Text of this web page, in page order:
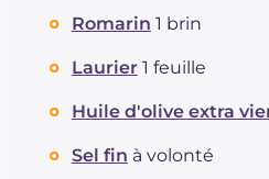
Romarin 1 brin
Laurier 1 feuille
Huile d'olive extra
Sel fin à volonté